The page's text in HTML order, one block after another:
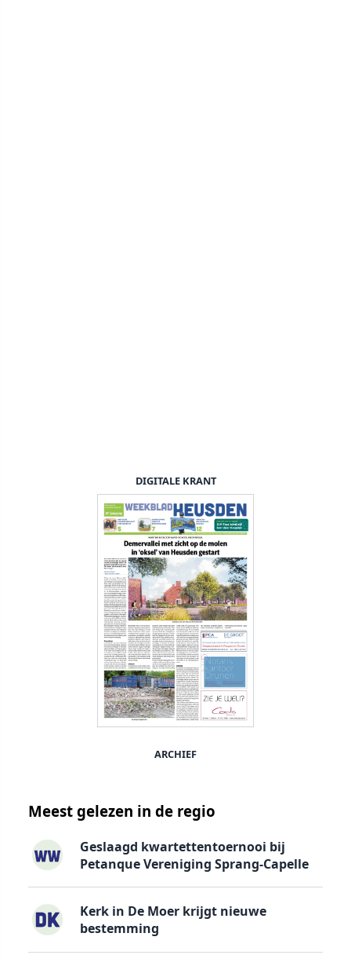
DIGITALE KRANT
ARCHIEF
Meest gelezen in de regio
Geslaagd kwartettentoernooi bij
Petanque Vereniging Sprang-Capelle
Kerk in De Moer krijgt nieuwe
bestemming